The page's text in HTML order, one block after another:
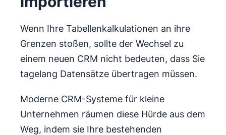
Wenn Ihre Tabellenkalkulationen an ihre
Grenzen stoßen, sollte der Wechsel zu
einem neuen CRM nicht bedeuten, dass Sie
tagelang Datensätze übertragen müssen.
Moderne CRM-Systeme für kleine
Unternehmen räumen diese Hürde aus dem
Weg, indem sie Ihre bestehenden